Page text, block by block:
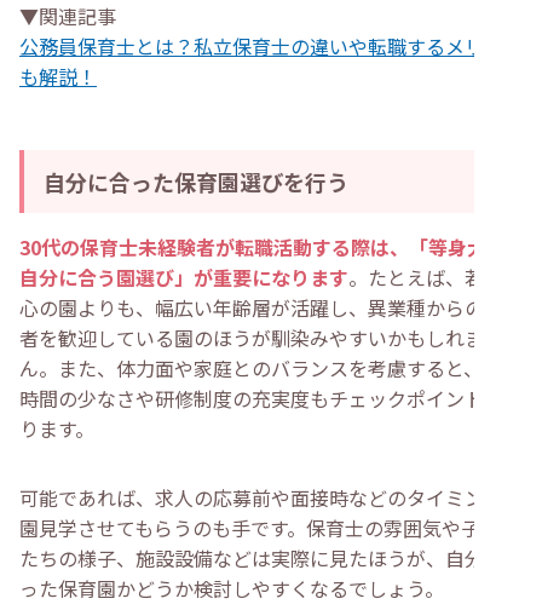
▼関連記事
公務員保育士とは？私立保育士の違いや転職するメリット
も解説！
自分に合った保育園選びを行う
30代の保育士未経験者が転職活動する際は、「等身大の
自分に合う園選び」が重要になります。たとえば、若手中
心の園よりも、幅広い年齢層が活躍し、異業種からの転職
者を歓迎している園のほうが馴染みやすいかもしれませ
ん。また、体力面や家庭とのバランスを考慮すると、残業
時間の少なさや研修制度の充実度もチェックポイントにな
ります。
可能であれば、求人の応募前や面接時などのタイミングで
園見学させてもらうのも手です。保育士の雰囲気や子ども
たちの様子、施設設備などは実際に見たほうが、自分に合
った保育園かどうか検討しやすくなるでしょう。